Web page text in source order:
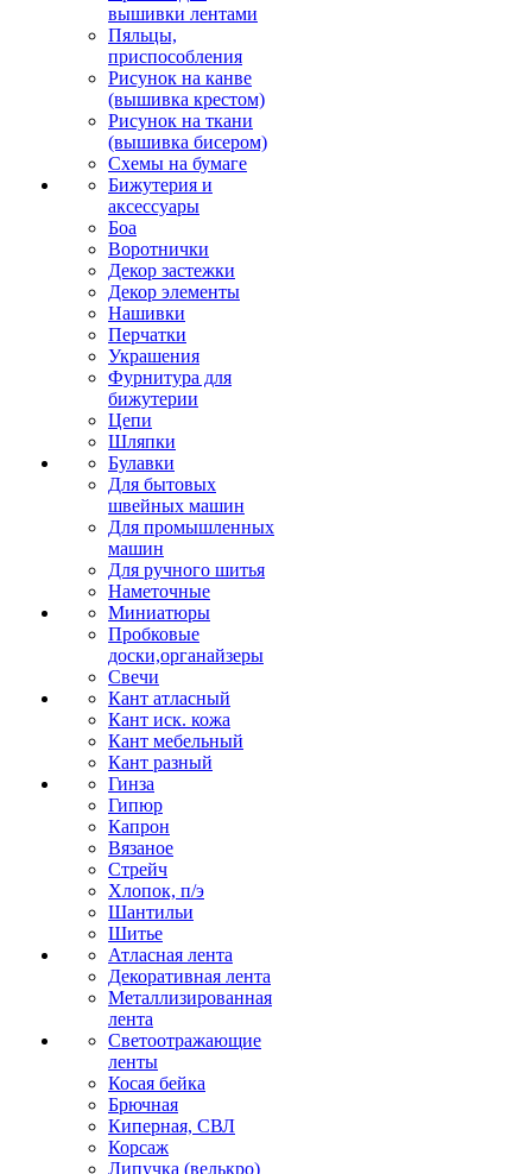
вышивки лентами
Пяльцы,
приспособления
Рисунок на канве
(вышивка крестом)
Рисунок на ткани
(вышивка бисером)
Схемы на бумаге
Бижутерия и
аксессуары
Боа
Воротнички
Декор застежки
Декор элементы
Нашивки
Перчатки
Украшения
Фурнитура для
бижутерии
Цепи
Шляпки
Булавки
Для бытовых
швейных машин
Для промышленных
машин
Для ручного шитья
Наметочные
Миниатюры
Пробковые
доски,органайзеры
Свечи
Кант атласный
Кант иск. кожа
Кант мебельный
Кант разный
Гинза
Гипюр
Капрон
Вязаное
Стрейч
Хлопок, п/э
Шантильи
Шитье
Атласная лента
Декоративная лента
Металлизированная
лента
Светоотражающие
ленты
Косая бейка
Брючная
Киперная, СВЛ
Корсаж
Липучка (велькро)